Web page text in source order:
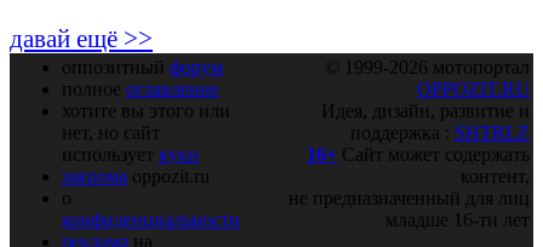
давай ещё >>
оппозитный форум
полное оглавление
хотите вы этого или
нет, но сайт
использует куки
закрома oppozit.ru
о
конфиденциальности
реклама на
© 1999-2026 мотопортал
OPPOZIT.RU
Идея, дизайн, развитие и
поддержка : SHTRLZ
16+ Сайт может содержать
контент,
не предназначенный для лиц
младше 16-ти лет